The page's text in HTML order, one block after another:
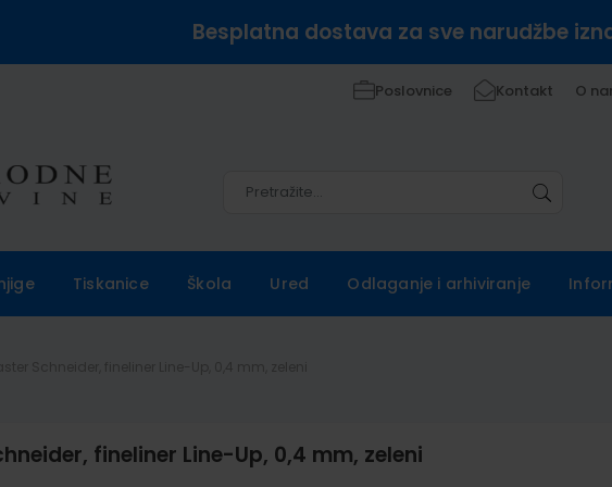
Besplatna dostava za sve narudžbe
Poslovnice Kontakt O
Tiskanice Škola Ured Odlaganje i arhiviranje
fineliner Line-Up, 0,4 mm, zeleni